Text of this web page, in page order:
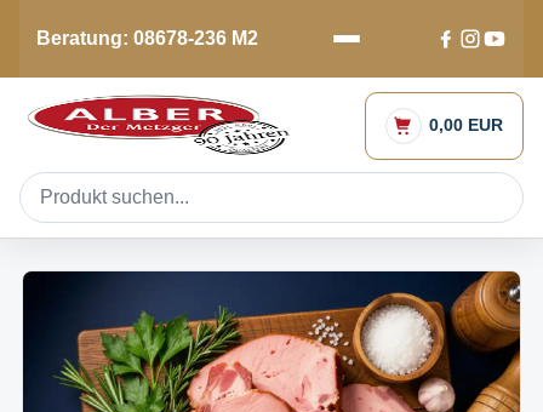
Beratung: 08678-236 M2
0,00 EUR